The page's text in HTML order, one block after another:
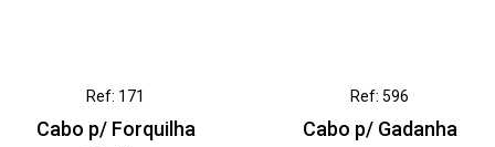
Ref: 171
Cabo p/ Forquilha
Ref: 596
Cabo p/ Gadanha